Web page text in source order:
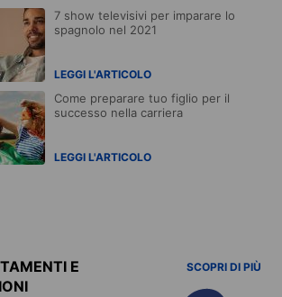
7 show televisivi per imparare lo
spagnolo nel 2021
LEGGI L'ARTICOLO
Come preparare tuo figlio per il
successo nella carriera
LEGGI L'ARTICOLO
E
SCOPRI DI PIÙ